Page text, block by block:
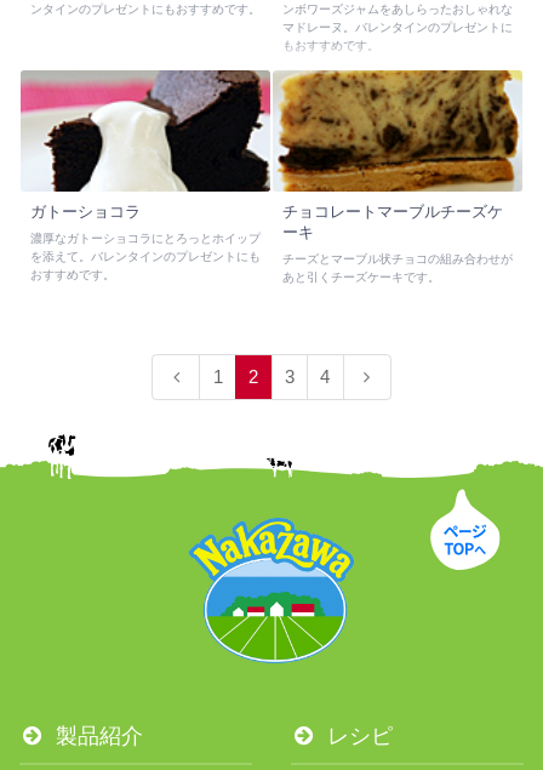
ンタインのプレゼントにもおすすめです。
ンボワーズジャムをあしらったおしゃれな
マドレーヌ。バレンタインのプレゼントに
もおすすめです。
ガトーショコラ
濃厚なガトーショコラにとろっとホイップ
を添えて。バレンタインのプレゼントにも
おすすめです。
チョコレートマーブルチーズケ
ーキ
チーズとマーブル状チョコの組み合わせが
あと引くチーズケーキです。
1 2 3 4
製品紹介 レシピ